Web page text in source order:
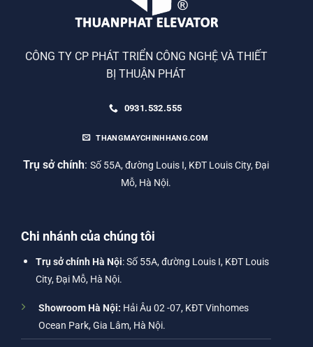
CÔNG TY CP PHÁT TRIỂN CÔNG NGHỆ VÀ THIẾT
BỊ THUẬN PHÁT
0931.532.555
THANGMAYCHINHHANG.COM
Trụ sở chính: Số 55A, đường Louis I, KĐT Louis City, Đại
Mỗ, Hà Nội.
Chi nhánh của chúng tôi
Trụ sở chính Hà Nội: Số 55A, đường Louis I, KĐT Louis
City, Đại Mỗ, Hà Nội.
Showroom Hà Nội: Hải Âu 02 -07, KĐT Vinhomes
Ocean Park, Gia Lâm, Hà Nội.